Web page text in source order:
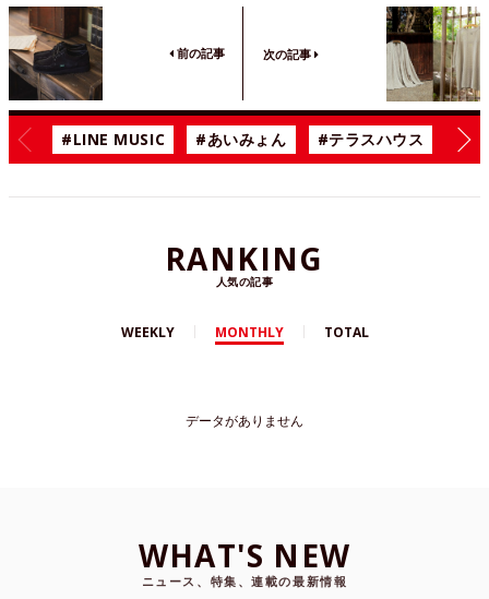
前の記事 次の記事
#LINE MUSIC #あいみょん #テラスハウス #漫
RANKING
人気の記事
WEEKLY MONTHLY TOTAL
データがありません
WHAT'S NEW
ニュース、特集、連載の最新情報